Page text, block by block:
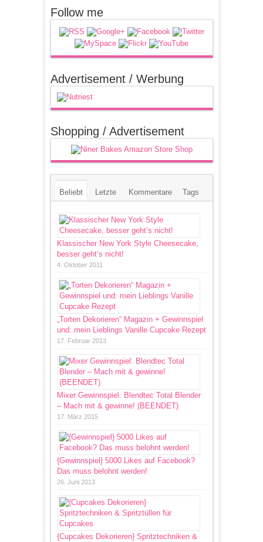
Follow me
Advertisement / Werbung
Shopping / Advertisement
Beliebt Letzte Kommentare Tags
Klassischer New York Style Cheesecake,
besser geht’s nicht!
4. Oktober 2011
„Torten Dekorieren“ Magazin + Gewinnspiel
und: mein Lieblings Vanille Cupcake Rezept
17. Februar 2013
Mixer Gewinnspiel: Blendtec Total Blender
– Mach mit & gewinne! (BEENDET)
17. März 2015
{Gewinnspiel} 5000 Likes auf Facebook?
Das muss belohnt werden!
26. Juni 2013
{Cupcakes Dekorieren} Spritztechniken &